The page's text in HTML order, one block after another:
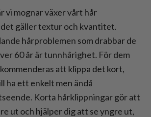
frisyrer för tunt hår över 60
styla tunt hår över 60 år
korta frisyrer för tunt hår
vi mognar växer vårt hår
gäller textur och kvantitet.
hårproblemen som drabbar de
60 år är tunnhårighet. För dem
att klippa det kort,
ha ett enkelt men ändå
Korta hårklippningar gör att
ut och hjälper dig att se yngre ut,